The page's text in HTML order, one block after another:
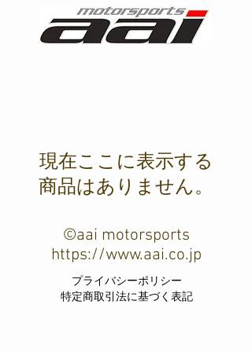
現在ここに表示する
商品はありません。
©aai motorsports
https://www.aai.co.jp
​プライバシーポリシー
特定商取引法に基づく表記